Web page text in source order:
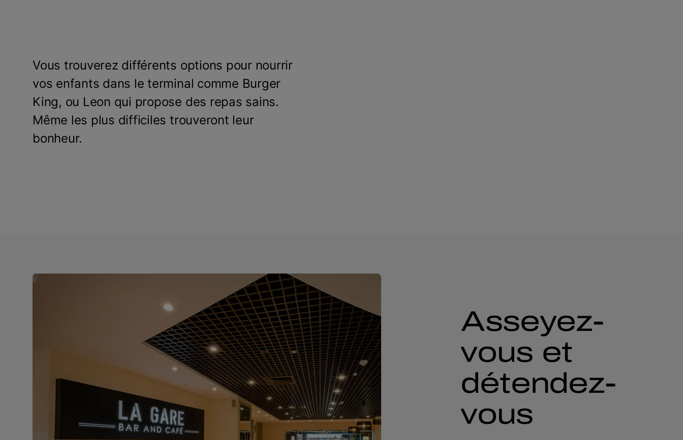
Vous trouverez différents options pour nourrir
vos enfants dans le terminal comme Burger
King, ou Leon qui propose des repas sains.
Même les plus difficiles trouveront leur
bonheur.
Asseyez-
vous et
détendez-
vous